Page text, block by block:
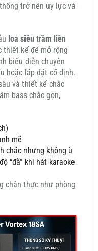
trở nên uy lực và
loa siêu trầm liền
thiết kế để mở rộng
biểu diễn chuyên
hoặc lắp đặt cố định.
và thiết kế chắc
bass chắc gọn,
mẽ
chắc nhưng không ù
“đã” khi hát karaoke
chân thực như phòng